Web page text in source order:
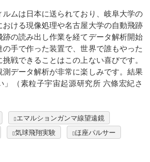
ムは日本に送られており、岐阜大学の
ける現像処理や名古屋大学の自動飛跡
の読み出し作業を経てデータ解析開始
手で作った装置で、世界で誰もやった
戦できることはこの上ない喜びです。
測データ解析が非常に楽しみです。結果
」（素粒子宇宙起源研究所 六條宏紀さ
エマルションガンマ線望遠鏡
気球飛翔実験 ほ座パルサー